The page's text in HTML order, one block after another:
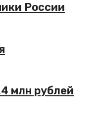
России
млн рублей